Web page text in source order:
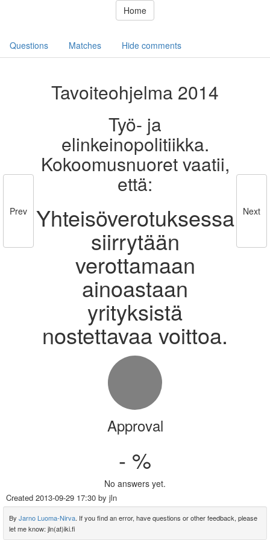
Home
Questions Matches Hide comments
Prev
Tavoiteohjelma 2014
Työ- ja
elinkeinopolitiikka.
Kokoomusnuoret vaatii,
että:
Yhteisöverotuksessa
siirrytään
verottamaan
ainoastaan
yrityksistä
nostettavaa voittoa.
Next
Approval
- %
No answers yet.
Created 2013-09-29 17:30 by jln
By Jarno Luoma-Nirva. If you find an error, have questions or other feedback, please
let me know: jln(at)iki.fi